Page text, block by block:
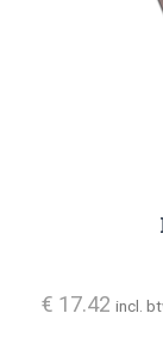
€ 17.42 incl.